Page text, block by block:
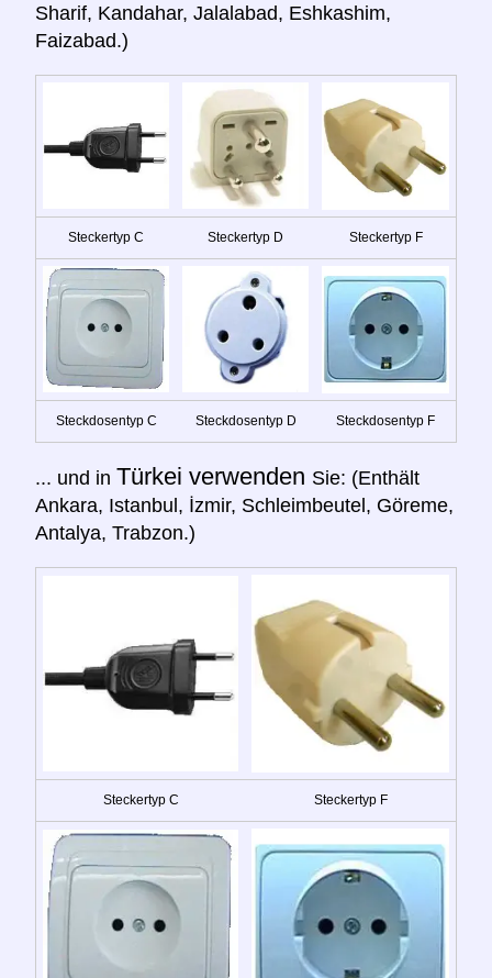
Sharif, Kandahar, Jalalabad, Eshkashim,
Faizabad.)
Steckertyp C Steckertyp D Steckertyp F
Steckdosentyp C Steckdosentyp D Steckdosentyp F
... und in Türkei verwenden Sie: (Enthält
Ankara, Istanbul, İzmir, Schleimbeutel, Göreme,
Antalya, Trabzon.)
Steckertyp C Steckertyp F